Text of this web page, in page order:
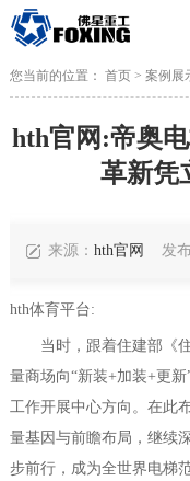
您当前的位置： 首页> 案例展
hth官网:帝奥
革新凭
来源： hth官网 发布
hth体育平台:
当时，跟着住建部《住
量商场向“新装+加装+更
工作开展中心方向。在此
量基因与前瞻布局，继续
步前行，成为全世界电梯